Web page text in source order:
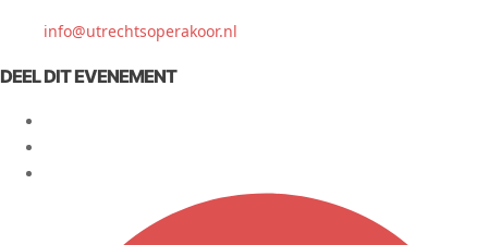
info@utrechtsoperakoor.nl
DEEL DIT EVENEMENT